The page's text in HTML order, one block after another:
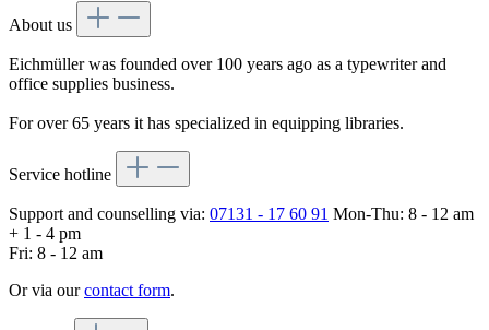
About us
Eichmüller was founded over 100 years ago as a typewriter and
office supplies business.
For over 65 years it has specialized in equipping libraries.
Service hotline
Support and counselling via: 07131 - 17 60 91 Mon-Thu: 8 - 12 am
+ 1 - 4 pm
Fri: 8 - 12 am
Or via ourcontact form.